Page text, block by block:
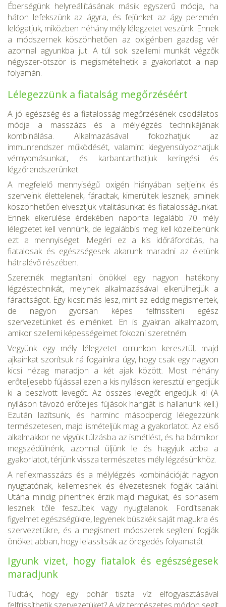
Éberségünk helyreállításának másik egyszerű módja, ha
háton le­fekszünk az ágyra, és fejünket az ágy peremén
lelógatjuk, miközben néhány mély lélegzetet veszünk. Ennek
a módszernek köszönhetően az oxigénben gazdag vér
azonnal agyunkba jut. A túl sok szellemi munkát végzők
négyszer-ötször is megismételhetik a gyakorlatot a nap
folyamán.
Lélegezzünk a fiatalság megőrzéséért
A jó egészség és a fiatalosság megőrzésének csodálatos
módja a masszázs és a mélylégzés technikájának
kombinálása. Alkal­mazásával fokozhatjuk az
immunrendszer működését, valamint ki­egyensúlyozhatjuk
vérnyomásunkat, és karbantarthatjuk keringési és
légzőrendszerünket.
A megfelelő mennyiségű oxigén hiányában sejtjeink és
szerveink élettelenek, fáradtak, kimerültek lesznek, aminek
köszönhetően el­vesztjük vitalitásunkat és fiatalosságunkat.
Ennek elkerülése érdeké­ben naponta legalább 70 mély
lélegzetet kell vennünk, de legalábbis meg kell közelítenünk
ezt a mennyiséget. Megéri ez a kis időráfordí­tás, ha
fiatalosak és egészségesek akarunk maradni az életünk
hátra­lévő részében.
Szeretnék megtanítani önökkel egy nagyon hatékony
légzéstechni­kát, melynek alkalmazásával elkerülhetjük a
fáradtságot. Egy kicsit más lesz, mint az eddig megismertek,
de nagyon gyorsan képes fel­frissíteni egész
szervezetünket és elménket. En is gyakran alkalma­zom,
amikor szellemi képességeimet fokozni szeretném.
Vegyünk egy mély lélegzetet orrunkon keresztül, majd
ajkainkat szorítsuk rá fogainkra úgy, hogy csak egy nagyon
kicsi hézag marad­jon a két ajak között. Most néhány
erőteljesebb fújással ezen a kis nyíláson keresztül engedjük
ki a beszívott levegőt. Az összes levegőt engedjük ki! (A
nyíláson távozó erőteljes fújások hangját is hallanunk kell.)
Ezután lazítsunk, és harminc másodpercig lélegezzünk
termé­szetesen, majd ismételjük mag a gyakorlatot. Az első
alkalmakkor ne vigyük túlzásba az ismétlést, és ha bármikor
megszédülnénk, azonnal üljünk le és hagyjuk abba a
gyakorlatot, térjünk vissza természetes mély légzésünkhöz.
A reflexmasszázs és a mélylégzés kombinációját nagyon
nyugta­tónak, kellemesnek és élvezetesnek fogják találni.
Utána mindig pi­hentnek érzik majd magukat, és sohasem
lesznek tőle feszültek vagy nyugtalanok. Fordítsanak
figyelmet egészségükre, legyenek büszkék saját magukra és
szervezetükre, és a megismert módszerek segíteni fogják
önöket abban, hogy lelassítsák az öregedés folyamatát.
Igyunk vizet, hogy fiatalok és egészségesek
maradjunk
Tudták, hogy egy pohár tiszta víz elfogyasztásával